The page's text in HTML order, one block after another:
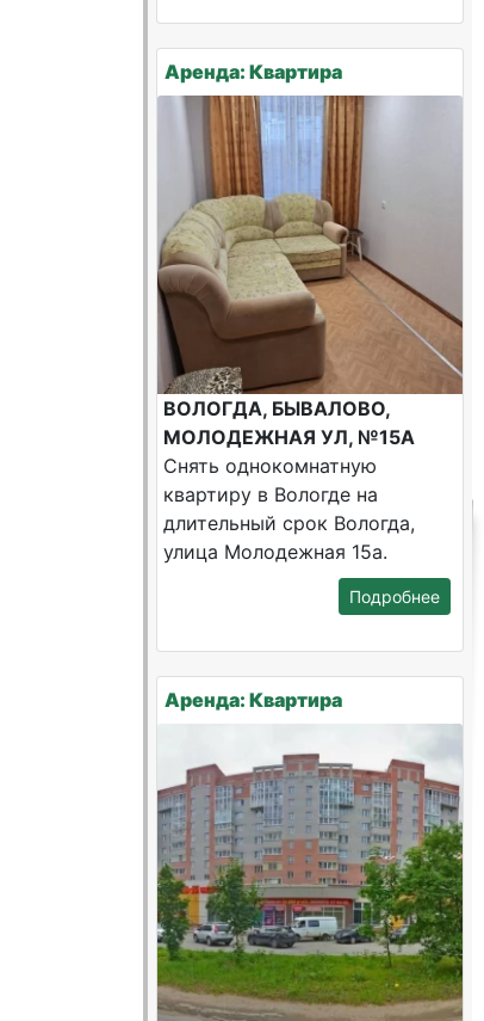
Аренда: Квартира
ВОЛОГДА, БЫВАЛОВО,
МОЛОДЕЖНАЯ УЛ, №15А
Снять однокомнатную
квартиру в Вологде на
длительный срок Вологда,
улица Молодежная 15а.
Подробнее
Аренда: Квартира